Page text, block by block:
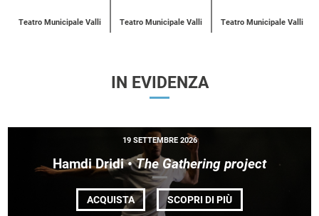
L’OPÉRA
Teatro Municipale Valli
KYLE
ABRAHAM
Teatro Municipale Valli
E
| CCN DE
Teatro Municipale Valli
IN EVIDENZA
19 SETTEMBRE 2026
Hamdi Dridi •The Gathering project
ACQUISTA SCOPRI DI PIÙDI
HAMDI